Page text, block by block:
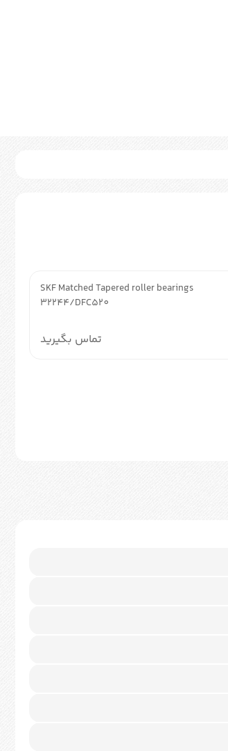
SKF Matched Tapered roller bearings
32244/DFC520
تماس بگیرید